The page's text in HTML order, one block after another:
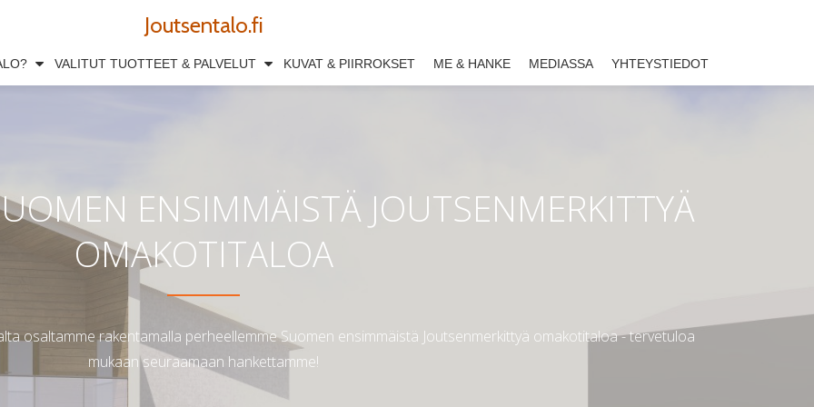
Joutsentalo.fi
VALITUT TUOTTEET & PALVELUT KUVAT & PIIRROKSET ME & HANKE MEDIASSA YHTEYSTIEDOT
ENSIMMÄISTÄ JOUTSENMERKITTYÄ
OMAKOTITALOA
osaltamme rakentamalla perheellemme Suomen ensimmäistä Joutsenmerkittyä omakotitaloa - tervetuloa
mukaan seuraamaan hankettamme!